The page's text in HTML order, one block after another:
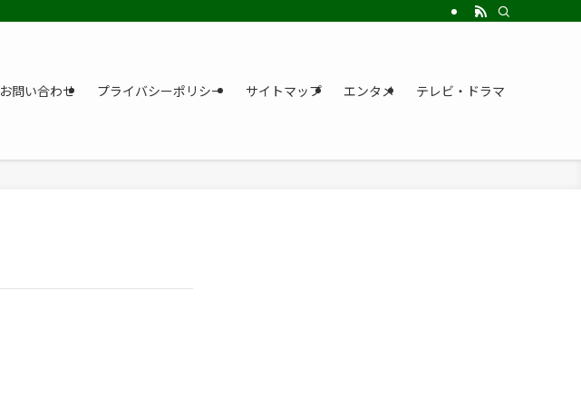
お問い合わせ プライバシーポリシー サイトマップ エンタメ テレビ・ドラマ